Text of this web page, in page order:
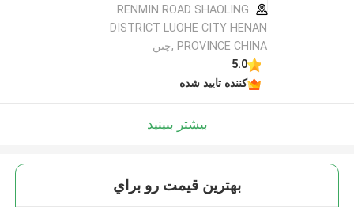
RENMIN ROAD SHAOLING
DISTRICT LUOHE CITY HENAN
PROVINCE CHINA ,چین
5.0
کننده تایید شده
بیشتر ببینید
بهترين قيمت رو براي